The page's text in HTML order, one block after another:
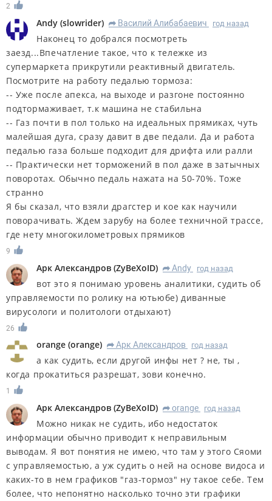
2
Andy (slowrider) R Василий Алибабаевич год назад
Наконец то добрался посмотреть
заезд...Впечатление такое, что к тележке из
супермаркета прикрутили реактивный двигатель.
Посмотрите на работу педалью тормоза:
-- Уже после апекса, на выходе и разгоне постоянно
подтормаживает, т.к машина не стабильна
-- Газ почти в пол только на идеальных прямиках, чуть
малейшая дуга, сразу давит в две педали. Да и работа
педалью газа больше подходит для дрифта или ралли
-- Практически нет торможений в пол даже в затычных
поворотах. Обычно педаль нажата на 50-70%. Тоже
странно
Я бы сказал, что взяли драгстер и кое как научили
поворачивать. Ждем зарубу на более техничной трассе,
где нету многокилометровых прямиков
9
Арк Александров (ZyBeXoID) R Andy год назад
вот это я понимаю уровень аналитики, судить об
управляемости по ролику на ютьюбе) диванные
вирусологи и политологи отдыхают)
26
orange (orange) R Арк Александров год назад
а как судить, если другой инфы нет ? не, ты ,
когда прокатиться разрешат, зови конечно.
1
Арк Александров (ZyBeXoID) R orange год назад
Можно никак не судить, ибо недостаток
информации обычно приводит к неправильным
выводам. Я вот понятия не имею, что там у этого Сяоми
с управляемостью, а уж судить о ней на основе видоса и
каких-то в нем графиков "газ-тормоз" ну такое себе. Тем
более, что непонятно насколько точно эти графики